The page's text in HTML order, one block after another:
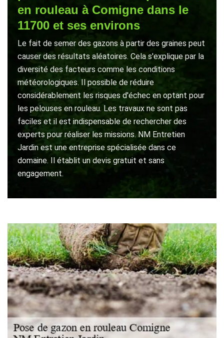
en rouleau à Comigne dans le
11700 et ses environs
Le fait de semer des gazons à partir des graines peut
causer des résultats aléatoires. Cela s'explique par la
diversité des facteurs comme les conditions
météorologiques. Il possible de réduire
considérablement les risques d'échec en optant pour
les pelouses en rouleau. Les travaux ne sont pas
faciles et il est indispensable de rechercher des
experts pour réaliser les missions. NM Entretien
Jardin est une entreprise spécialisée dans ce
domaine. Il établit un devis gratuit et sans
engagement.